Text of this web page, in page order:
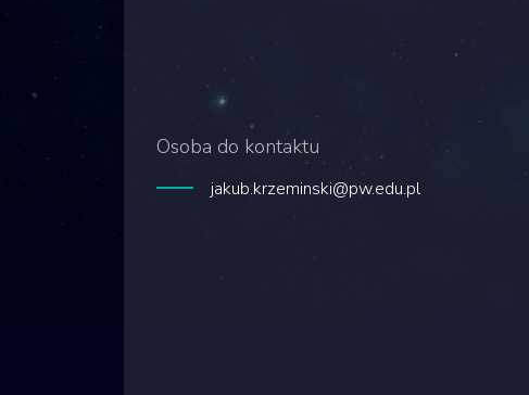
Osoba do kontaktu
jakub.krzeminski@pw.edu.pl